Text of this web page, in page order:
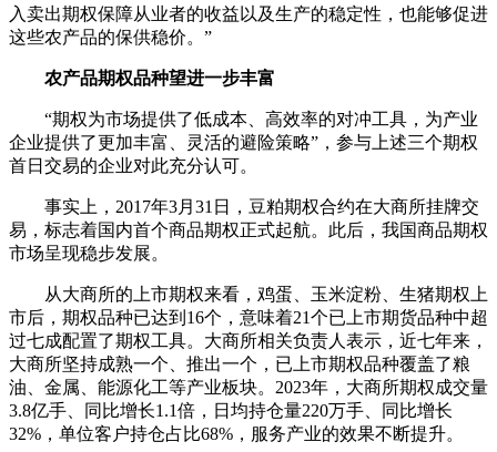
入卖出期权保障从业者的收益以及生产的稳定性，也能够促进
这些农产品的保供稳价。”
农产品期权品种望进一步丰富
“期权为市场提供了低成本、高效率的对冲工具，为产业
企业提供了更加丰富、灵活的避险策略”，参与上述三个期权
首日交易的企业对此充分认可。
事实上，2017年3月31日，豆粕期权合约在大商所挂牌交
易，标志着国内首个商品期权正式起航。此后，我国商品期权
市场呈现稳步发展。
从大商所的上市期权来看，鸡蛋、玉米淀粉、生猪期权上
市后，期权品种已达到16个，意味着21个已上市期货品种中超
过七成配置了期权工具。大商所相关负责人表示，近七年来，
大商所坚持成熟一个、推出一个，已上市期权品种覆盖了粮
油、金属、能源化工等产业板块。2023年，大商所期权成交量
3.8亿手、同比增长1.1倍，日均持仓量220万手、同比增长
32%，单位客户持仓占比68%，服务产业的效果不断提升。